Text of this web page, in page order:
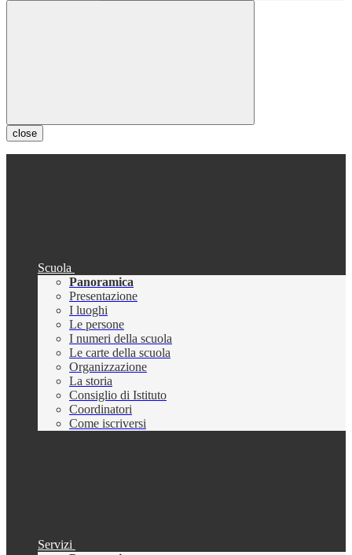
close
Scuola
Panoramica
Presentazione
I luoghi
Le persone
I numeri della scuola
Le carte della scuola
Organizzazione
La storia
Consiglio di Istituto
Coordinatori
Come iscriversi
Servizi